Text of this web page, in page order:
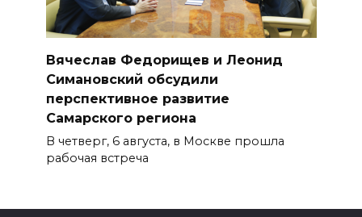
Вячеслав Федорищев и Леонид
Симановский обсудили
перспективное развитие
Самарского региона
В четверг, 6 августа, в Москве прошла
рабочая встреча